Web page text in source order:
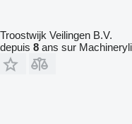
Troostwijk Veilingen B.V.
depuis 8 ans sur